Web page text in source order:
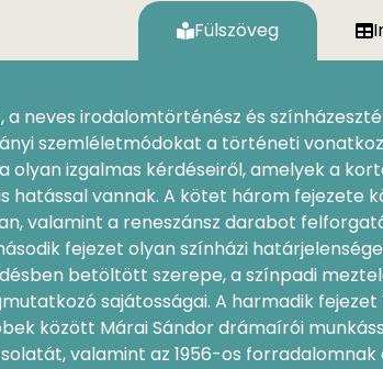
Fülszöveg
a neves irodalomtörténész és
szemléletmódokat a történeti
olyan izgalmas kérdéseiről, amelyek a
hatással vannak. A kötet három fejezete
valamint a reneszánsz darabot
fejezet olyan színházi
betöltött szerepe, a színpadi
sajátosságai. A harmadik
között Márai Sándor drámaírói
valamint az 1956-os